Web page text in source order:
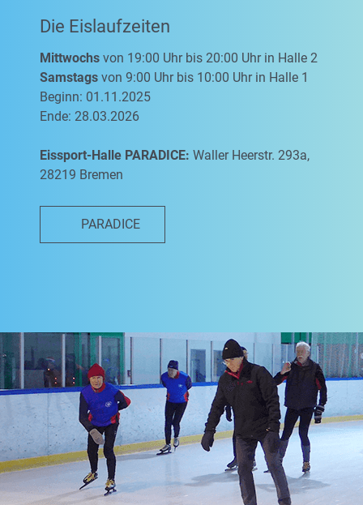
Die Eislaufzeiten
Mittwochs von 19:00 Uhr bis 20:00 Uhr in Halle 2
Samstags von 9:00 Uhr bis 10:00 Uhr in Halle 1
Beginn: 01.11.2025
Ende: 28.03.2026
Eissport-Halle PARADICE: Waller Heerstr. 293a,
28219 Bremen
PARADICE